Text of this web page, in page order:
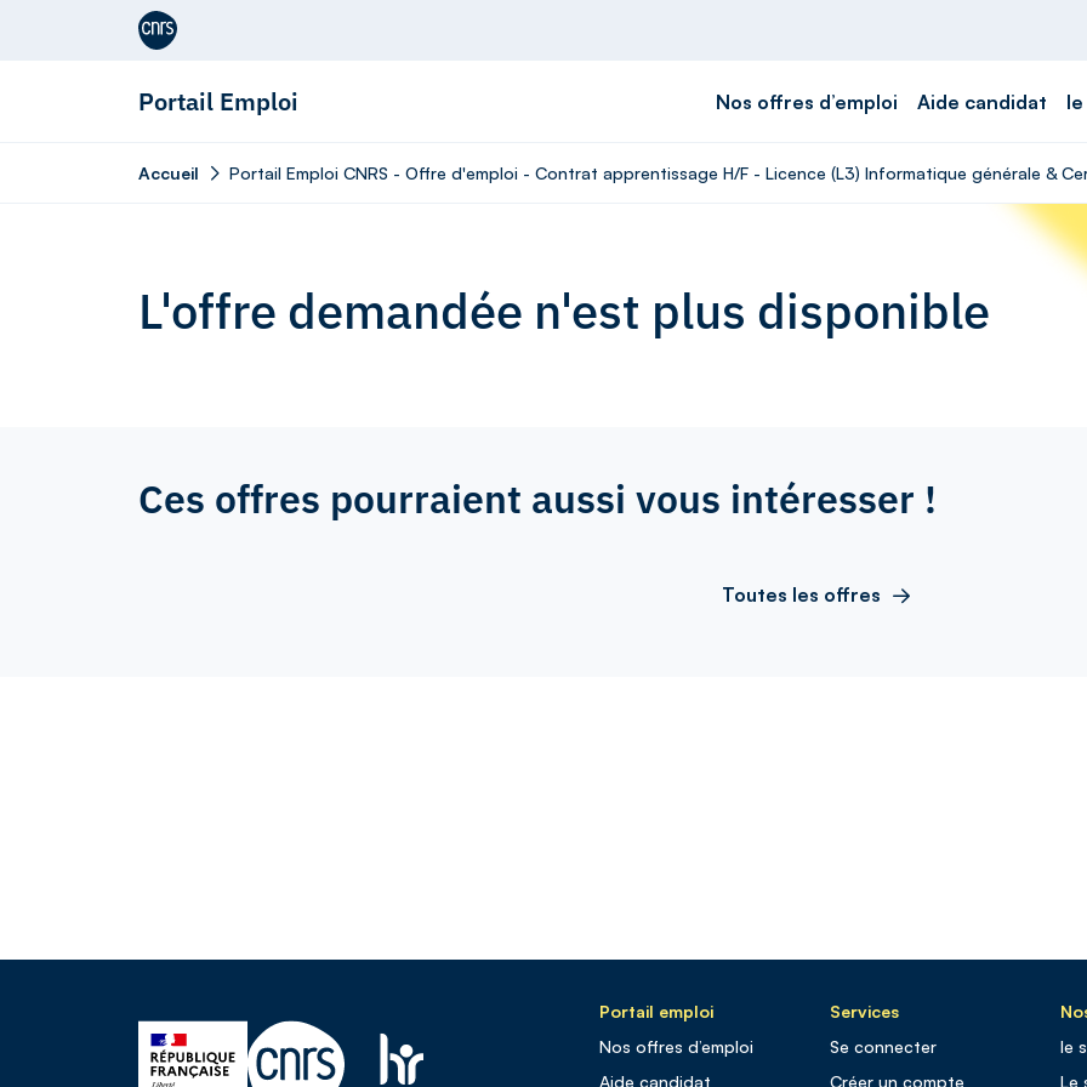
Aller au contenu
Portail Emploi Nos offres d’emploi Aide candidat
Accueil Portail Emploi CNRS - Offre d'emploi - Contrat apprentissage H/F - Licence (L3) Informatique générale &
L'offre demandée n'est plus disponible
Ces offres pourraient aussi vous intéresser !
Toutes les offres
Portail emploi
Nos offres d’emploi
Aide candidat
Services
Se connecter
Créer un compte
le
Le